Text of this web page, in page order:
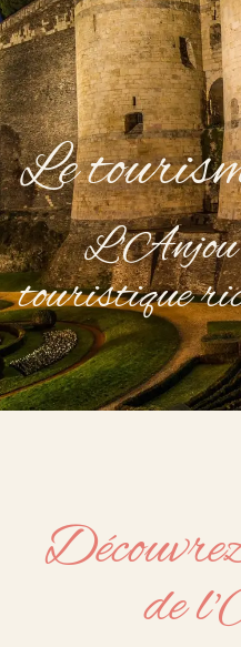
Le
L'Anjou,
touristique
de